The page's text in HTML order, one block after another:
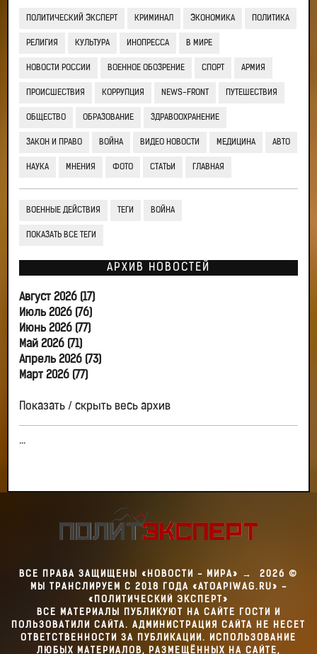
ПОЛИТИЧЕСКИЙ ЭКСПЕРТ КРИМИНАЛ ЭКОНОМИКА ПОЛИТИКА
РЕЛИГИЯ КУЛЬТУРА ИНОПРЕССА В МИРЕ
НОВОСТИ РОССИИ ВОЕННОЕ ОБОЗРЕНИЕ СПОРТ АРМИЯ
ПРОИСШЕСТВИЯ КОРРУПЦИЯ NEWS-FRONT ПУТЕШЕСТВИЯ
ОБЩЕСТВО ОБРАЗОВАНИЕ ЗДРАВООХРАНЕНИЕ
ЗАКОН И ПРАВО ВОЙНА ВИДЕО НОВОСТИ МЕДИЦИНА АВТО
НАУКА МНЕНИЯ ФОТО СТАТЬИ ГЛАВНАЯ
ВОЕННЫЕ ДЕЙСТВИЯ ТЕГИ ВОЙНА
ПОКАЗАТЬ ВСЕ ТЕГИ
АРХИВ НОВОСТЕЙ
Август 2026 (17)
Июль 2026 (76)
Июнь 2026 (77)
Май 2026 (71)
Апрель 2026 (73)
Март 2026 (77)
Показать / скрыть весь архив
...
ВСЕ ПРАВА ЗАЩИЩЕНЫ «НОВОСТИ - МИРА» → 2026 ©
МЫ ТРАНСЛИРУЕМ С 2018 ГОДА «ATOAPIWAG.RU» -
«ПОЛИТИЧЕСКИЙ ЭКСПЕРТ»
ВСЕ МАТЕРИАЛЫ ПУБЛИКУЮТ НА САЙТЕ ГОСТИ И
ПОЛЬЗОВАТИЛИ САЙТА. АДМИНИСТРАЦИЯ САЙТА НЕ НЕСЕТ
ОТВЕТСТВЕННОСТИ ЗА ПУБЛИКАЦИИ. ИСПОЛЬЗОВАНИЕ
ЛЮБЫХ МАТЕРИАЛОВ, РАЗМЕЩЁННЫХ НА САЙТЕ,